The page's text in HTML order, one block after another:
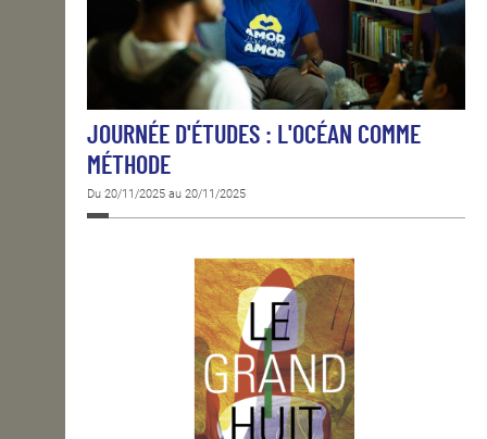
JOURNÉE D'ÉTUDES : L'OCÉAN COMME
MÉTHODE
Du 20/11/2025 au 20/11/2025